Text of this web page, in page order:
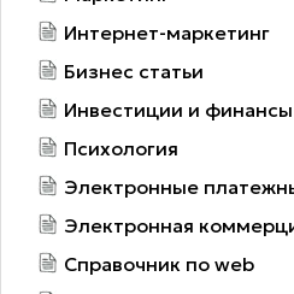
Интернет-маркетинг
Бизнес статьи
Инвестиции и финансы
Психология
Электронные
Электронная
Справочник по web